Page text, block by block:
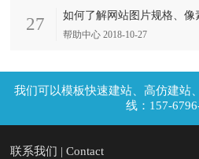
27 如何了解网站图片规格、像
帮助中心 2018-10-27
线：157-
联系我们 | Contact